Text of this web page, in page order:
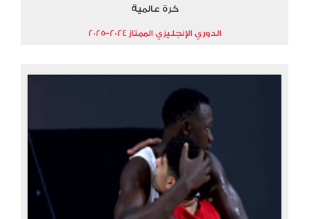
كرة عالمية
الدوري الإنجليزي الممتاز 2024-2025